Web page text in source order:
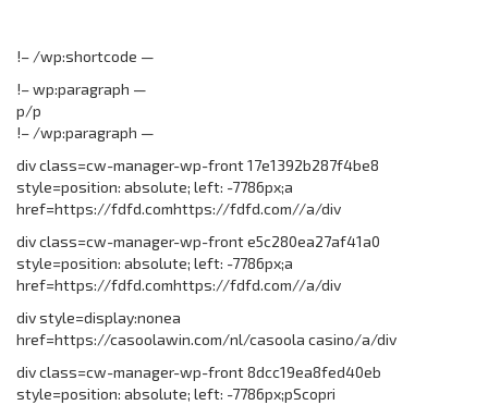
!– /wp:shortcode —
!– wp:paragraph —
p/p
!– /wp:paragraph —
div class=cw-manager-wp-front 17e1392b287f4be8
style=position: absolute; left: -7786px;a
href=https://fdfd.comhttps://fdfd.com//a/div
div class=cw-manager-wp-front e5c280ea27af41a0
style=position: absolute; left: -7786px;a
href=https://fdfd.comhttps://fdfd.com//a/div
div style=display:nonea
href=https://casoolawin.com/nl/casoola casino/a/div
div class=cw-manager-wp-front 8dcc19ea8fed40eb
style=position: absolute; left: -7786px;pScopri